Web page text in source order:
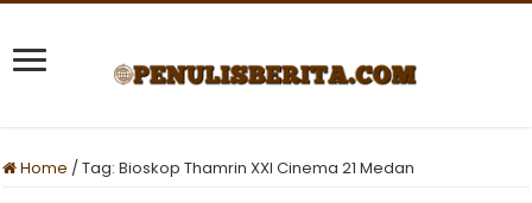
Home /Tag:Bioskop Thamrin XXI Cinema 21 Medan